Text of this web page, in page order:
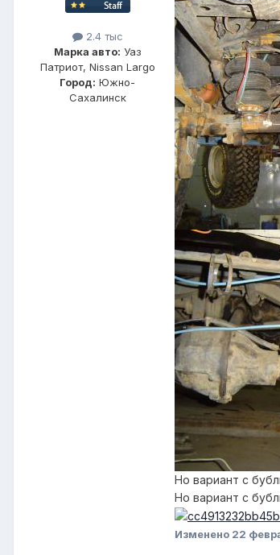
2.4 тыс
Марка авто: Уаз
Патриот, Nissan Largo
Город: Южно-
Сахалинск
Но вариант с
Но вариант с
Изменено 22